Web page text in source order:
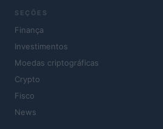
SEÇÕES
Finança
Investimentos
Moedas criptográficas
Crypto
Fisco
News